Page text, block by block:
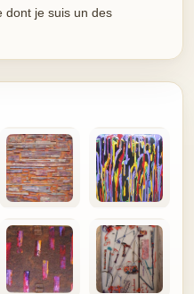
dont je suis un des